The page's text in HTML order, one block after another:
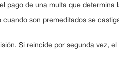
pago de una multa que determina
cuando son premeditados se
Si reincide por segunda vez,